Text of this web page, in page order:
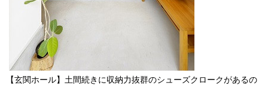
【玄関ホール】土間続きに収納力抜群のシューズクロークがあるの